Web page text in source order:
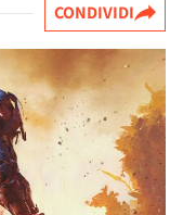
CONDIVIDI